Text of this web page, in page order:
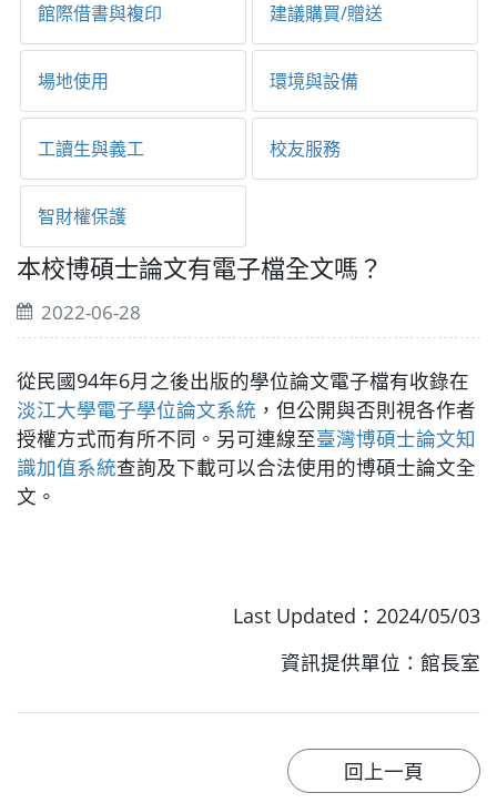
館際借書與複印 建議購買/贈送
場地使用 環境與設備
工讀生與義工 校友服務
智財權保護
本校博碩士論文有電子檔全文嗎？
2022-06-28
從民國94年6月之後出版的學位論文電子檔有收錄在
淡江大學電子學位論文系統 ，但公開與否則視各作者
授權方式而有所不同。另可連線至臺灣博碩士論文知
識加值系統查詢及下載可以合法使用的博碩士論文全
文。
Last Updated：2024/05/03
資訊提供單位：館長室